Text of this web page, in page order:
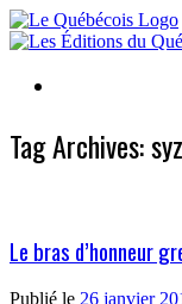
Skip
to
Tag Archives:
Le bras d’honneur
Publié le 26 janvier